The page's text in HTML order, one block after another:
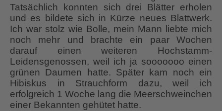
Tatsächlich konnten sich drei Blätter erholen
und es bildete sich in Kürze neues Blattwerk.
Ich war stolz wie Bolle, mein Mann liebte mich
noch mehr und brachte ein paar Wochen
darauf einen weiteren Hochstamm-
Leidensgenossen, weil ich ja sooooooo einen
grünen Daumen hatte. Später kam noch ein
Hibiskus in Strauchform dazu, weil ich
erfolgreich 1 Woche lang die Meerschweinchen
einer Bekannten gehütet hatte.